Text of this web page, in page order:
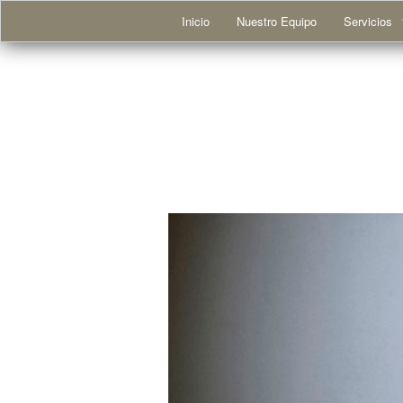
Inicio Nuestro Equipo Servicios
Otros